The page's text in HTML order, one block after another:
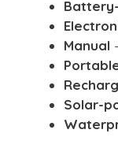
Manual
Solar-